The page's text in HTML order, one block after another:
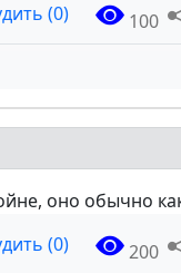
(0) 100
оно обычно
(0) 200